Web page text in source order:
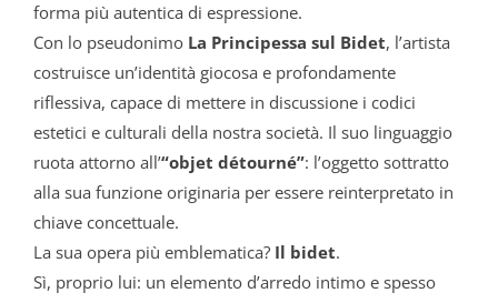
forma più autentica di espressione.
Con lo pseudonimo La Principessa sul Bidet, l’artista
costruisce un’identità giocosa e profondamente
riflessiva, capace di mettere in discussione i codici
estetici e culturali della nostra società. Il suo linguaggio
ruota attorno all’“objet détourné”: l’oggetto sottratto
alla sua funzione originaria per essere reinterpretato in
chiave concettuale.
La sua opera più emblematica? Il bidet.
Sì, proprio lui: un elemento d’arredo intimo e spesso